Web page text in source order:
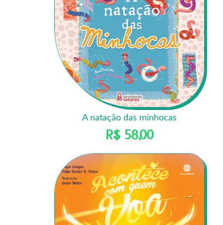
A natação das minhocas
R$58,00